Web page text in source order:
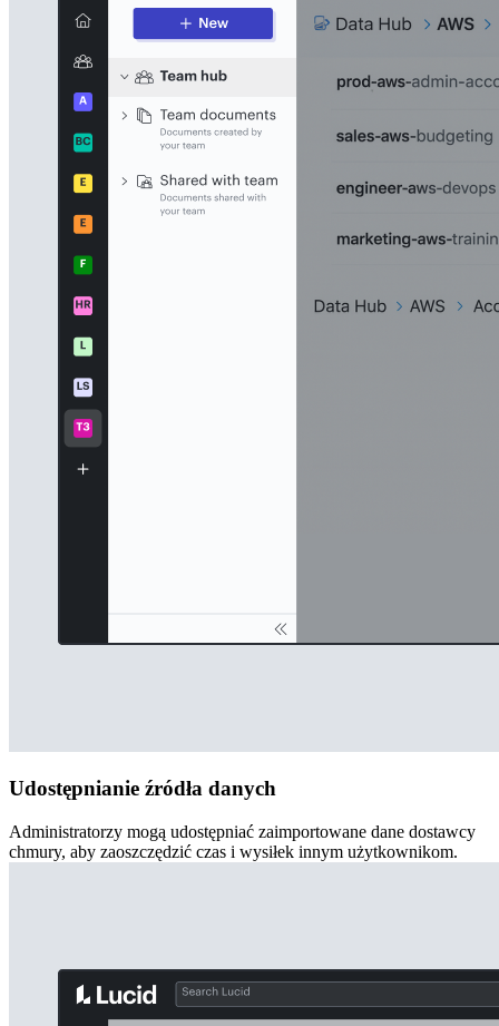
Udostępnianie źródła danych
Administratorzy mogą udostępniać zaimportowane dane dostawcy
chmury, aby zaoszczędzić czas i wysiłek innym użytkownikom.